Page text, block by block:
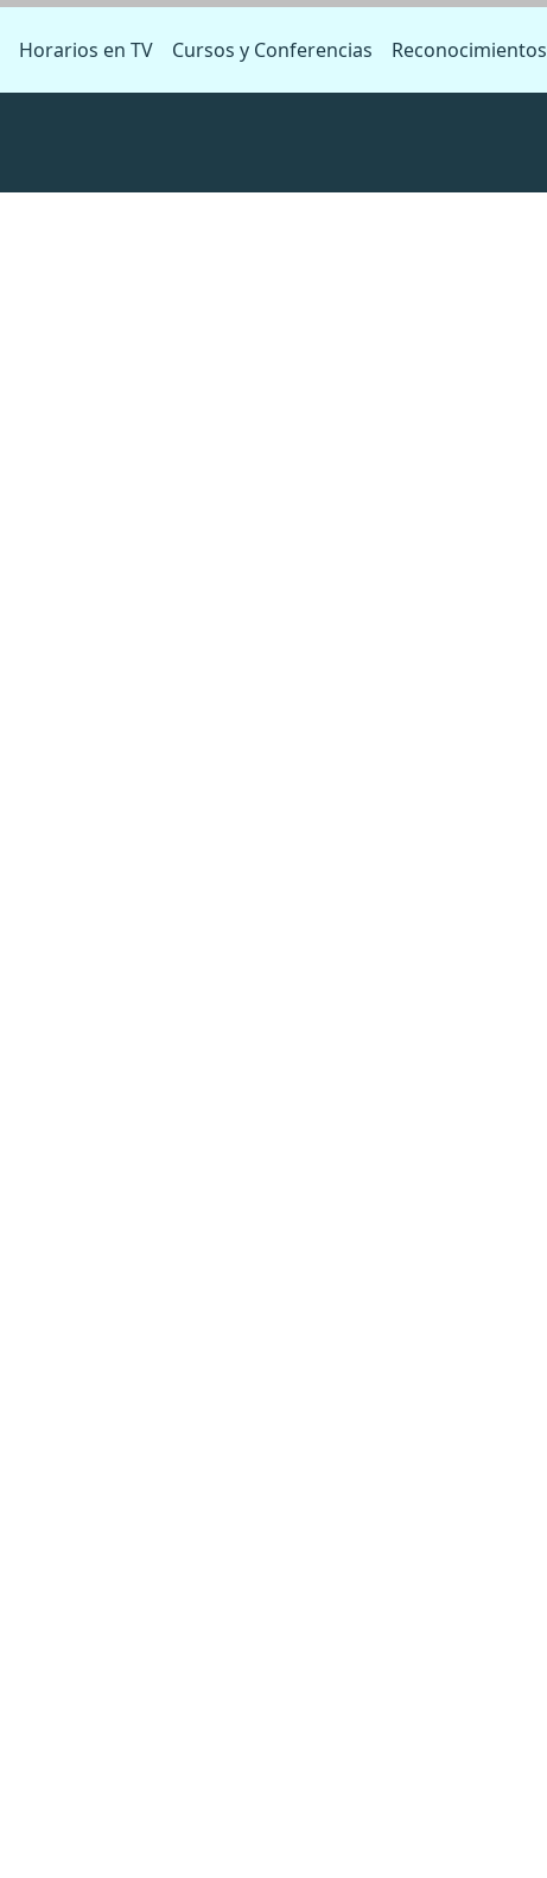
Horarios en TV Cursos y Conferencias Reconocimientos